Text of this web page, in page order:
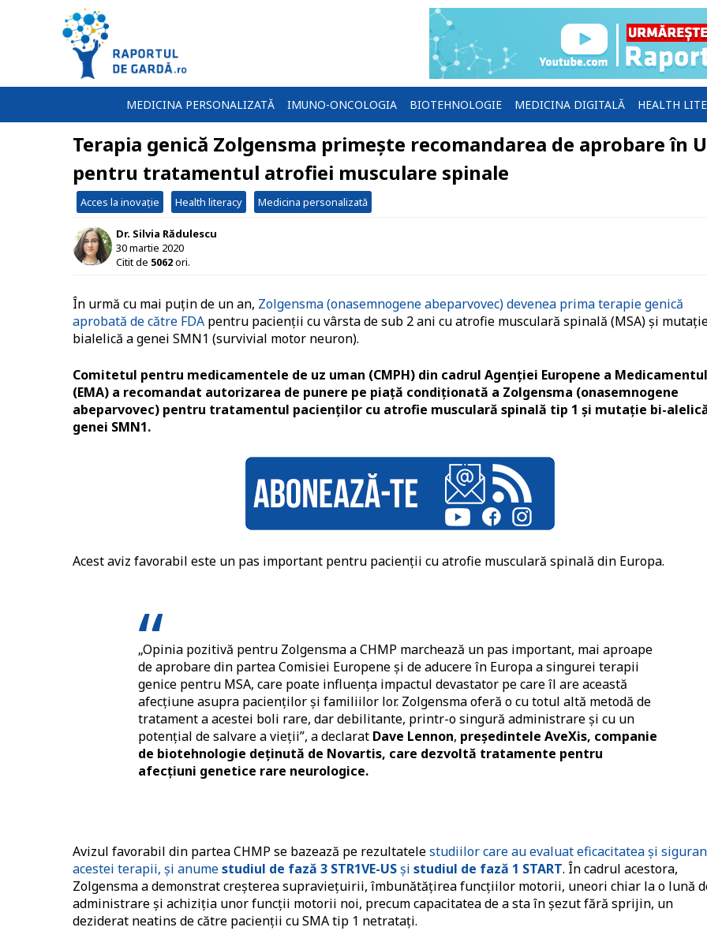
MEDICINA PERSONALIZATĂ IMUNO-ONCOLOGIA BIOTEHNOLOGIE MEDICINA DIGITALĂ HEALTH
Terapia genică Zolgensma primește recomandarea de aprobare în
pentru tratamentul atrofiei musculare spinale
Acces la inovație Health literacy Medicina personalizată
Dr. Silvia Rădulescu
30 martie 2020
Citit de 5062ori.
În urmă cu mai puțin de un an, Zolgensma (onasemnogene abeparvovec) devenea prima terapie genică
aprobată de către FDA pentru pacienții cu vârsta de sub 2 ani cu atrofie musculară spinală (MSA) și
bialelică a genei SMN1 (survivial motor neuron).
Comitetul pentru medicamentele de uz uman (CMPH) din cadrul Agenţiei Europene a
(EMA) a recomandat autorizarea de punere pe piaţă condiționată a Zolgensma (onasemnogene
abeparvovec) pentru tratamentul pacienților cu atrofie musculară spinală tip 1 și mutație bi-
genei SMN1.
Acest aviz favorabil este un pas important pentru pacienții cu atrofie musculară spinală din Europa.
„Opinia pozitivă pentru Zolgensma a CHMP marchează un pas important, mai aproape
de aprobare din partea Comisiei Europene și de aducere în Europa a singurei terapii
genice pentru MSA, care poate influența impactul devastator pe care îl are această
afecțiune asupra pacienților și familiilor lor. Zolgensma oferă o cu totul altă metodă de
tratament a acestei boli rare, dar debilitante, printr-o singură administrare și cu un
potențial de salvare a vieții”, a declarat Dave Lennon, președintele AveXis, companie
de biotehnologie deținută de Novartis, care dezvoltă tratamente pentru
afecțiuni genetice rare neurologice.
Avizul favorabil din partea CHMP se bazează pe rezultatelestudiilor care au evaluat eficacitatea și
acestei terapii, și anumestudiul de fază 3 STR1VE-USși studiul de fază 1 START. În cadrul acestora,
Zolgensma a demonstrat creșterea supraviețuirii, îmbunătățirea funcțiilor motorii, uneori chiar la o lună
administrare și achiziția unor funcții motorii noi, precum capacitatea de a sta în șezut fără sprijin, un
deziderat neatins de către pacienții cu SMA tip 1 netratați.